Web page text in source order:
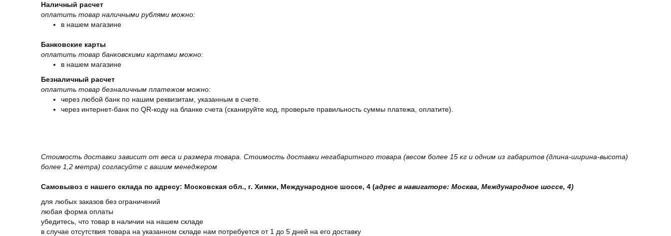
Наличный расчет
оплатить товар наличными рублями можно:
в нашем магазине
Банковские карты
оплатить товар банковскими картами можно:
в нашем магазине
Безналичный расчет
оплатить товар безналичным платежом можно:
через любой банк по нашим реквизитам, указанным в счете.
через интернет-банк по QR-коду на бланке счета (сканируйте код, проверьте правильность суммы платежа, оплатите).
Стоимость доставки зависит от веса и размера товара. Стоимость доставки негабаритного товара (весом более 15 кг и одним из габаритов (длина-ширина-высота)
более 1,2 метра) согласуйте с вашим менеджером
Самовывоз с нашего склада по адресу: Московская обл., г. Химки, Международное шоссе, 4 (адрес в навигаторе: Москва, Международное шоссе, 4)
для любых заказов без ограничений
любая форма оплаты
убедитесь, что товар в наличии на нашем складе
в случае отсутствия товара на указанном складе нам потребуется от 1 до 5 дней на его доставку